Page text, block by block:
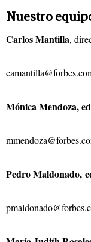
Nuestro
Carlos Mantilla,
Mónica Mendoza,
Pedro Maldonado,